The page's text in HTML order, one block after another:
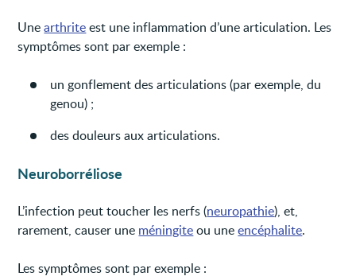
Unearthriteest une inflammation d’une articulation. Les
symptômes sont par exemple :
un gonflement des articulations (par exemple, du
genou) ;
des douleurs aux articulations.
Neuroborréliose
L’infection peut toucher les nerfs (neuropathie), et,
rarement, causer une méningiteou uneencéphalite.
Les symptômes sont par exemple :